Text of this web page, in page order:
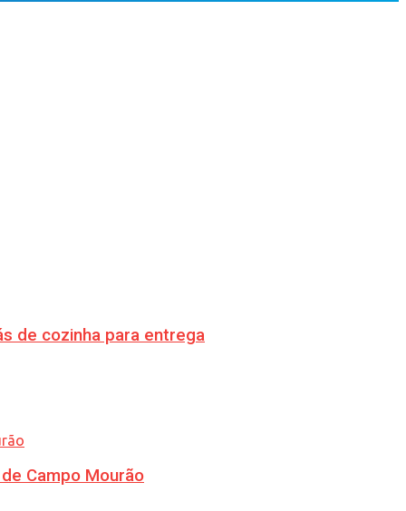
de cozinha para entrega
Campo Mourão